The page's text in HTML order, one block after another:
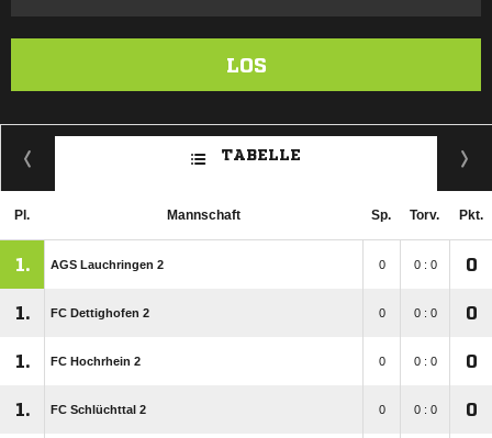
LOS
TABELLE
Pl. Mannschaft Sp. Torv. Pkt.
1. AGS Lauchringen 2 0 0 : 0 0
1. FC Dettighofen 2 0 0 : 0 0
1. FC Hochrhein 2 0 0 : 0 0
1. FC Schlüchttal 2 0 0 : 0 0